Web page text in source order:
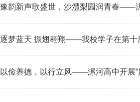
豫韵新声歌盛世，沙澧梨园润青春——
逐梦蓝天 振翅翱翔——我校学子在第十
以俭养德，以行立风——漯河高中开展“